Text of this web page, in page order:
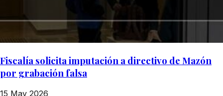
Fiscalía solicita imputación a directivo de Mazón
por grabación falsa
15 May 2026